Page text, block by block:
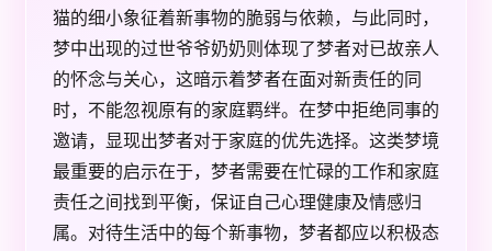
猫的细小象征着新事物的脆弱与依赖，与此同时，
梦中出现的过世爷爷奶奶则体现了梦者对已故亲人
的怀念与关心，这暗示着梦者在面对新责任的同
时，不能忽视原有的家庭羁绊。在梦中拒绝同事的
邀请，显现出梦者对于家庭的优先选择。这类梦境
最重要的启示在于，梦者需要在忙碌的工作和家庭
责任之间找到平衡，保证自己心理健康及情感归
属。对待生活中的每个新事物，梦者都应以积极态